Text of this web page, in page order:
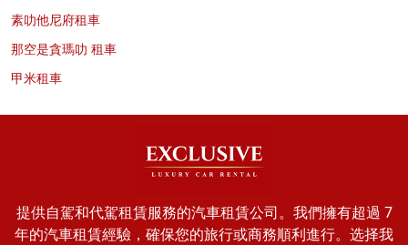
素叻他尼府租車
那空是貪瑪叻 租車
甲米租車
提供自駕和代駕租賃服務的汽車租賃公司。我們擁有超過 7
年的汽車租賃經驗，確保您的旅行或商務順利進行。选择我